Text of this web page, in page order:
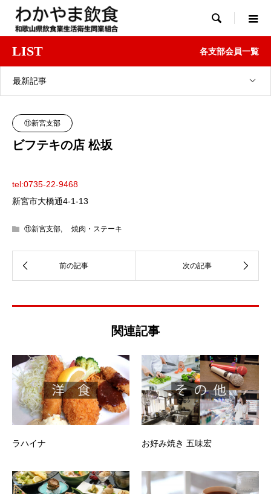

LIST 各支部会員一覧
最新記事
⑪新宮支部
ビフテキの店 松坂
tel:0735-22-9468
新宮市大橋通4-1-13
⑪新宮支部, 焼肉・ステーキ
関連記事
ラハイナ お好み焼き 五味宏